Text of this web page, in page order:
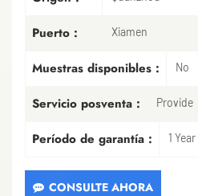
Puerto : Xiamen
Muestras disponibles : No
Servicio posventa : Provide
Período de garantía : 1 Year
CONSULTE AHORA